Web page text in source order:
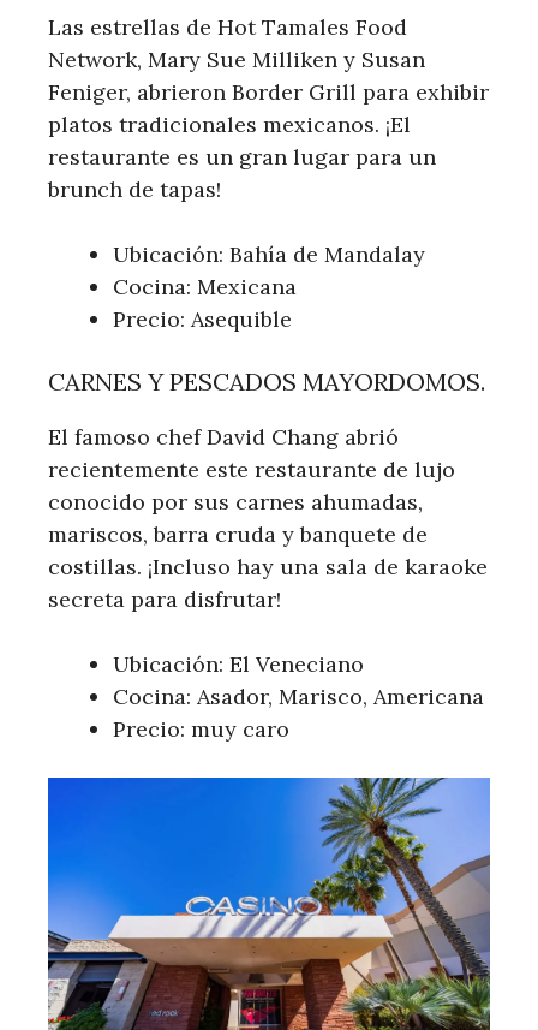
Las estrellas de Hot Tamales Food
Network, Mary Sue Milliken y Susan
Feniger, abrieron Border Grill para exhibir
platos tradicionales mexicanos. ¡El
restaurante es un gran lugar para un
brunch de tapas!
Ubicación: Bahía de Mandalay
Cocina: Mexicana
Precio: Asequible
CARNES Y PESCADOS MAYORDOMOS.
El famoso chef David Chang abrió
recientemente este restaurante de lujo
conocido por sus carnes ahumadas,
mariscos, barra cruda y banquete de
costillas. ¡Incluso hay una sala de karaoke
secreta para disfrutar!
Ubicación: El Veneciano
Cocina: Asador, Marisco, Americana
Precio: muy caro